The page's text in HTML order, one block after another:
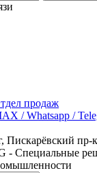
продаж
/ Whatsapp /
Пискарёвский
- Специальные